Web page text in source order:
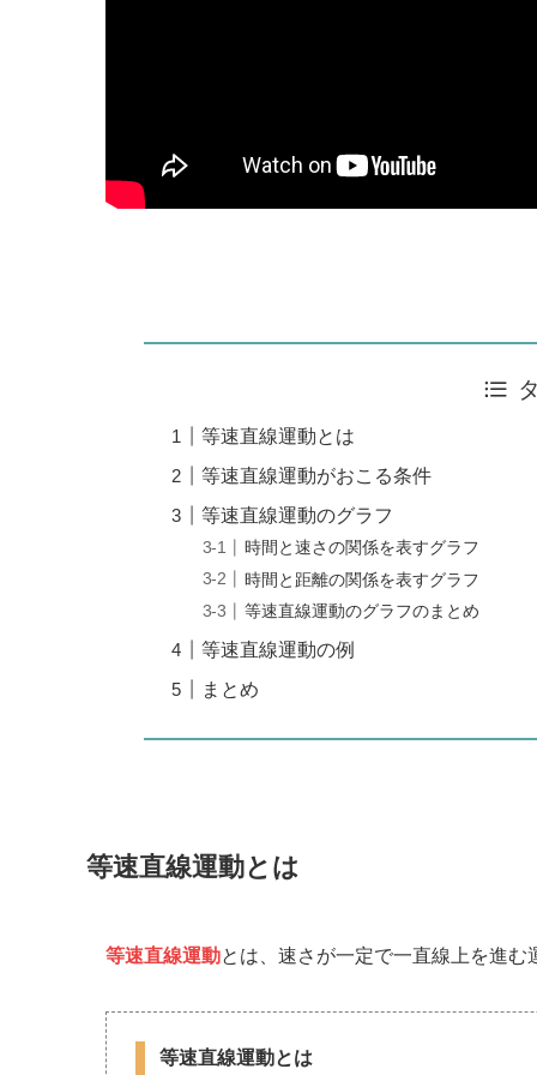
等速直線運動とは
等速直線運動がおこる条件
等速直線運動のグラフ
時間と速さの関係を表すグラフ
時間と距離の関係を表すグラフ
等速直線運動のグラフのまとめ
等速直線運動の例
まとめ
等速直線運動とは
等速直線運動とは、速さが一定で一直線上を進む
等速直線運動とは